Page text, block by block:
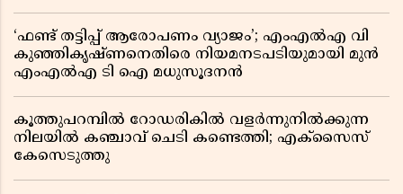
‘ഫണ്ട് തട്ടിപ്പ് ആരോപണം വ്യാജം’; എംഎൽഎ വി
കുഞ്ഞികൃഷ്ണനെതിരെ നിയമനടപടിയുമായി മുൻ
എംഎൽഎ ടി ഐ മധുസൂദനൻ
കൂത്തുപറമ്പിൽ റോഡരികിൽ വളർന്നുനിൽക്കുന്ന
നിലയിൽ കഞ്ചാവ് ചെടി കണ്ടെത്തി; എക്സൈസ്
കേസെടുത്തു